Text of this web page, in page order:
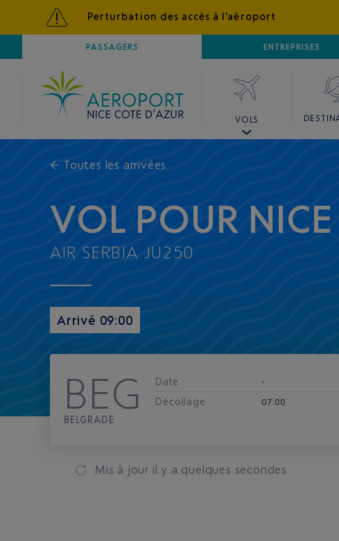
Perturbation des accès à l'aéroport
PASSAGERS ENTREPRISES
AÉROPORTNICE CÔTE D'AZUR
VOLS
← Toutes les arrivées
VOL POUR NICE
AIR SERBIA JU250
Arrivé 09:00
BEG
BELGRADE
Date -
Décollage 07:00
Mis à jour il y a quelques secondes